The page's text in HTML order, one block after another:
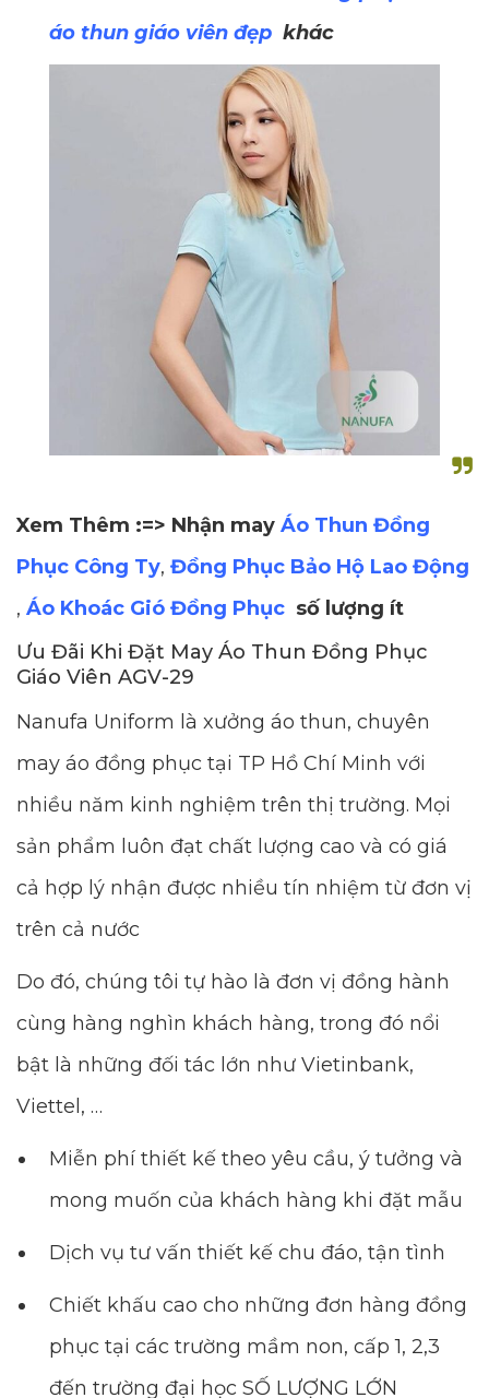
áo thun giáo viên đẹp khác
Xem Thêm :=> Nhận may Áo Thun Đồng
Phục Công Ty, Đồng Phục Bảo Hộ Lao Động
, Áo Khoác Gió Đồng Phục số lượng ít
Ưu Đãi Khi Đặt May Áo Thun Đồng Phục
Giáo Viên AGV-29
Nanufa Uniform là xưởng áo thun, chuyên
may áo đồng phục tại TP Hồ Chí Minh với
nhiều năm kinh nghiệm trên thị trường. Mọi
sản phẩm luôn đạt chất lượng cao và có giá
cả hợp lý nhận được nhiều tín nhiệm từ đơn vị
trên cả nước
Do đó, chúng tôi tự hào là đơn vị đồng hành
cùng hàng nghìn khách hàng, trong đó nổi
bật là những đối tác lớn như Vietinbank,
Viettel, …
Miễn phí thiết kế theo yêu cầu, ý tưởng và
mong muốn của khách hàng khi đặt mẫu
Dịch vụ tư vấn thiết kế chu đáo, tận tình
Chiết khấu cao cho những đơn hàng đồng
phục tại các trường mầm non, cấp 1, 2,3
đến trường đại học SỐ LƯỢNG LỚN